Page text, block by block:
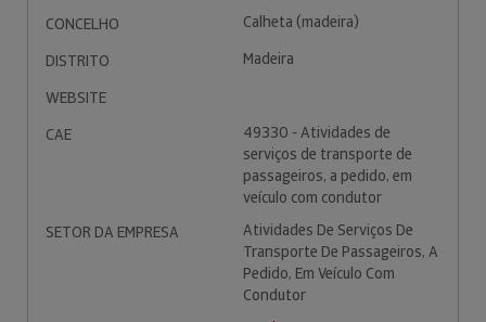
CONCELHO
Calheta (madeira)
DISTRITO
Madeira
WEBSITE
CAE
49330 - Atividades de
serviços de transporte de
passageiros, a pedido, em
veículo com condutor
SETOR DA EMPRESA
Atividades De Serviços De
Transporte De Passageiros, A
Pedido, Em Veículo Com
Condutor